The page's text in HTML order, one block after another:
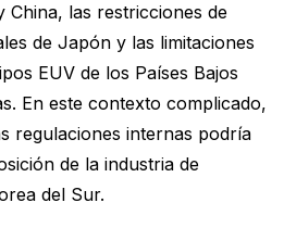
China, las restricciones de
de Japón y las limitaciones
EUV de los Países Bajos
En este contexto complicado,
regulaciones internas podría
de la industria de
del Sur.